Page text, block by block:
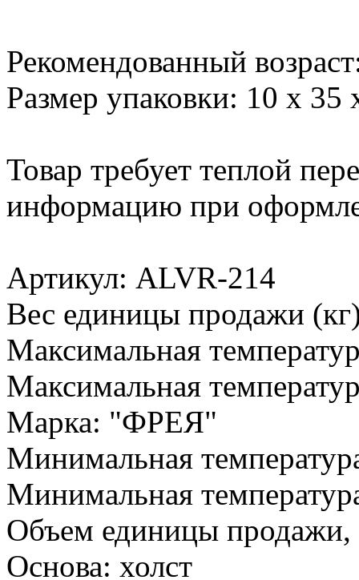
Рекомендованный
Размер упаковки: 10 х 35
Товар требует теплой
информацию при
Артикул: ALVR-214
Вес единицы продажи
Максимальная
Максимальная
Марка: "ФРЕЯ"
Минимальная
Минимальная
Объем единицы продажи,
Основа: холст